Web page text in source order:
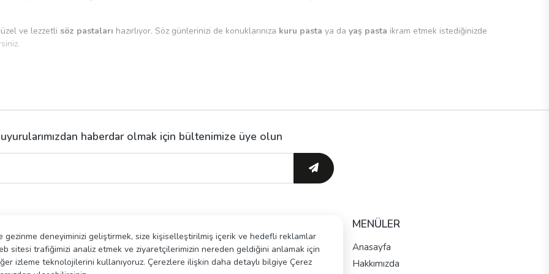
gezinme deneyiminizi geliştirmek, size kişiselleştirilmiş içerik ve hedefli reklamlar
sitesi trafiğimizi analiz etmek ve ziyaretçilerimizin nereden geldiğini anlamak için
izleme teknolojilerini kullanıyoruz. Çerezlere ilişkin daha detaylı bilgiye Çerez
ve lezzetli söz pastaları hazırlıyor. Söz günlerinizi de konuklarınıza kuru pasta ya da yaş pasta ikram etmek istediğinizde
kurarak satın alabilirsiniz. Dilerseniz pastaları sipariş vererek söz gününüz için adresinize ulaştırılmasını sağlayabilirsiniz.
haberdar olmak için bültenimize üye olun
Sözleşmesi
Formu
Yeni Üyelik
Giriş Yap
MENÜLER
Anasayfa
Hakkımızda